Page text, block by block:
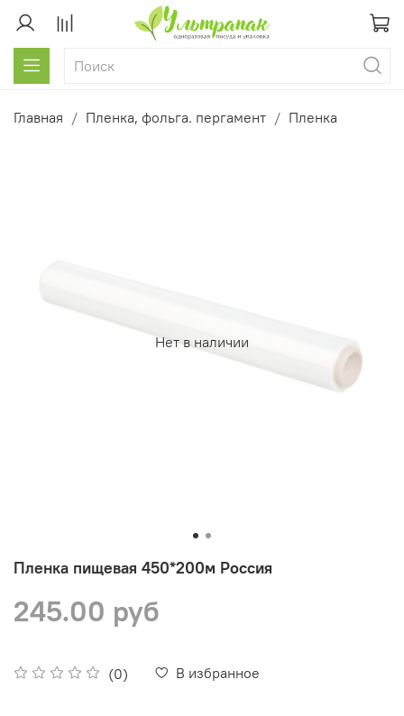
Главная Пленка, фольга. пергамент Пленка
Нет в наличии
Пленка пищевая 450*200м Россия
(0) В избранное
245.00 руб